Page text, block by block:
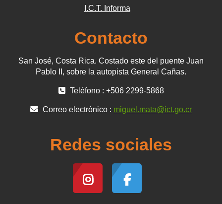
I.C.T. Informa
Contacto
San José, Costa Rica. Costado este del puente Juan
Pablo II, sobre la autopista General Cañas.
Teléfono : +506 2299-5868
Correo electrónico : miguel.mata@ict.go.cr
Redes sociales